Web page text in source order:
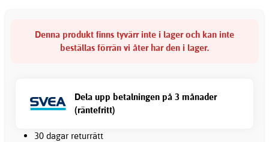
Denna produkt finns tyvärr inte i lager och kan inte
beställas förrän vi åter har den i lager.
Dela upp betalningen på 3 månader
(räntefritt)
30 dagar returrätt